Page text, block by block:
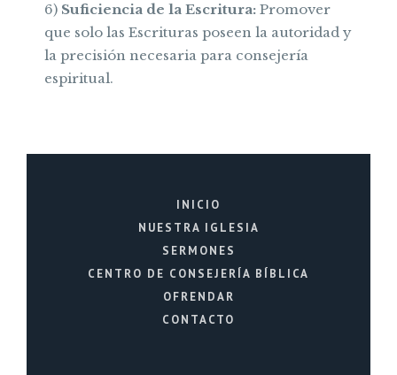
6) Suficiencia de la Escritura:Promover
que solo las Escrituras poseen la autoridad y
la precisión necesaria para consejería
espiritual.
INICIO
NUESTRA IGLESIA
SERMONES
CENTRO DE CONSEJERÍA BÍBLICA
OFRENDAR
CONTACTO